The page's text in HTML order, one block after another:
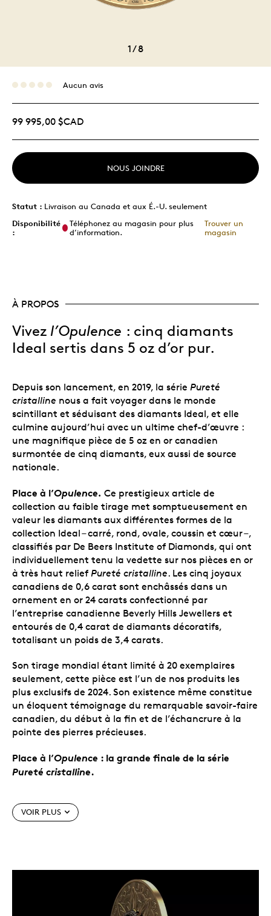
1/8
Aucun avis
99 995,00 $CAD
NOUS JOINDRE
Statut : Livraison au Canada et aux É.-U. seulement
Disponibilité
:
Téléphonez au magasin pour plus
d’information.
Trouver un
magasin
À PROPOS
Vivez l’Opulence : cinq diamants
Ideal sertis dans 5 oz d’or pur.
Depuis son lancement, en 2019, la série Pureté
cristalline nous a fait voyager dans le monde
scintillant et séduisant des diamants Ideal, et elle
culmine aujourd’hui avec un ultime chef-d’œuvre :
une magnifique pièce de 5 oz en or canadien
surmontée de cinq diamants, eux aussi de source
nationale.
Place à l’Opulence. Ce prestigieux article de
collection au faible tirage met somptueusement en
valeur les diamants aux différentes formes de la
collection Ideal – carré, rond, ovale, coussin et cœur –,
classifiés par De Beers Institute of Diamonds, qui ont
individuellement tenu la vedette sur nos pièces en or
à très haut relief Pureté cristalline. Les cinq joyaux
canadiens de 0,6 carat sont enchâssés dans un
ornement en or 24 carats confectionné par
l’entreprise canadienne Beverly Hills Jewellers et
entourés de 0,4 carat de diamants décoratifs,
totalisant un poids de 3,4 carats.
Son tirage mondial étant limité à 20 exemplaires
seulement, cette pièce est l’un de nos produits les
plus exclusifs de 2024. Son existence même constitue
un éloquent témoignage du remarquable savoir-faire
canadien, du début à la fin et de l’échancrure à la
pointe des pierres précieuses.
Place à l’Opulence : la grande finale de la série
Pureté cristalline.
Caractéristiques particulières
redéfinissent la rareté. Seuls 20 exemplaires ont
été produits pour les collectionneurs du monde
Rehaussée de diamants canadiens.
VOIR PLUS